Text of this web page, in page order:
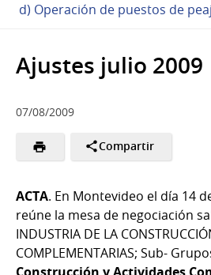
d) Operación de puestos de
Ajustes julio 2009
07/08/2009
Compartir
ACTA. En Montevideo el día 14
reúne la mesa de negociación
INDUSTRIA DE LA
COMPLEMENTARIAS; Sub-
Construcción y Actividades